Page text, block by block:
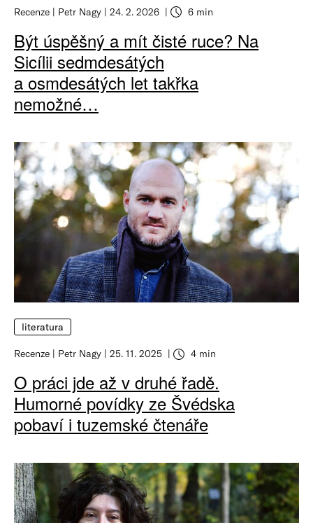
Recenze Petr Nagy 24. 2. 2026 6 min
Být úspěšný a mít čisté ruce? Na
Sicílii sedmdesátých
a osmdesátých let takřka
nemožné…
literatura
Recenze Petr Nagy 25. 11. 2025 4 min
O práci jde až v druhé řadě.
Humorné povídky ze Švédska
pobaví i tuzemské čtenáře